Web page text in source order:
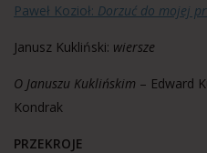
Paweł Kozioł: Dorzuć do mojej
Janusz Kukliński: wiersze
O Januszu Kuklińskim – Edward
Kondrak
PRZEKROJE